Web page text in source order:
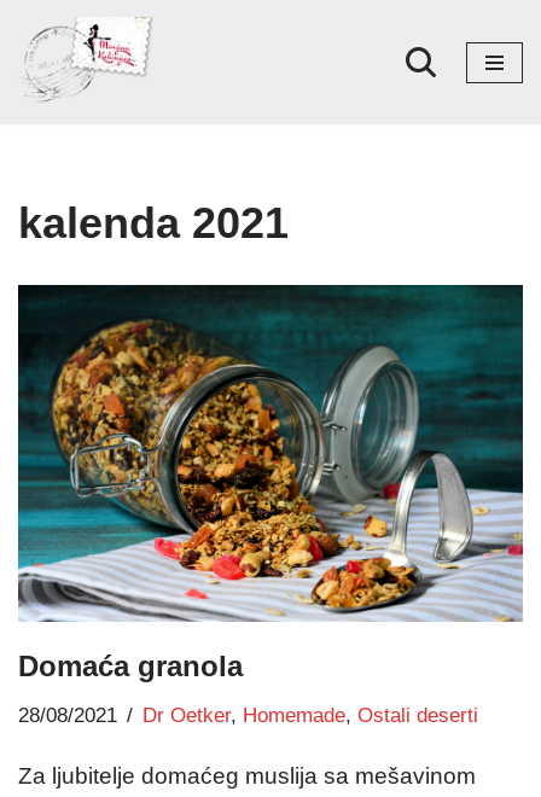
Skoči
na
kalenda 2021
Domaća granola
28/08/2021 Dr Oetker, Homemade, Ostali deserti
Za ljubitelje domaćeg muslija sa mešavinom